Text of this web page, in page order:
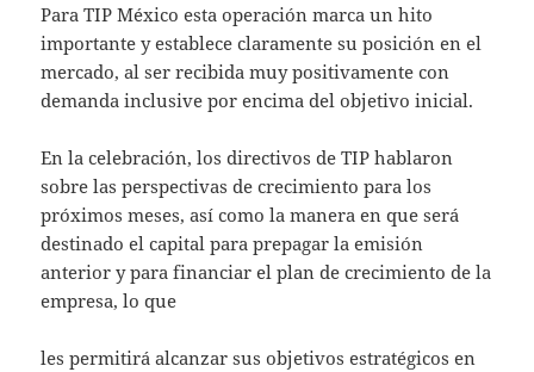
Para TIP México esta operación marca un hito
importante y establece claramente su posición en el
mercado, al ser recibida muy positivamente con
demanda inclusive por encima del objetivo inicial.
En la celebración, los directivos de TIP hablaron
sobre las perspectivas de crecimiento para los
próximos meses, así como la manera en que será
destinado el capital para prepagar la emisión
anterior y para financiar el plan de crecimiento de la
empresa, lo que
les permitirá alcanzar sus objetivos estratégicos en